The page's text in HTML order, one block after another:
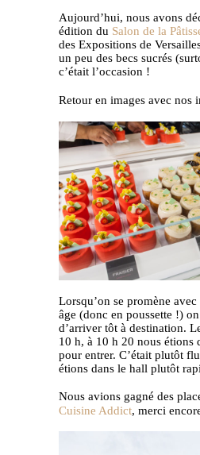
Aujourd’hui, nous avons
édition du Salon de la
des Expositions de
un peu des becs sucrés
c’était l’occasion !
Retour en images avec nos
Lorsqu’on se promène
âge (donc en poussette !)
d’arriver tôt à destination.
10 h, à 10 h 20 nous étions
pour entrer. C’était plutôt
étions dans le hall plutôt
Nous avions gagné des
Cuisine Addict, merci